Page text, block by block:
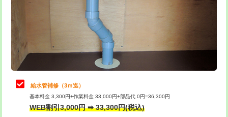
排水管工事（土の掘削・埋め戻し作
11,000円~
排水管工事（排水管工事/3ｍまで） 55,000円
排水管工事（追加 排水管工事/3ｍ超
マス交換（土の掘削・埋め戻し作業）
マス交換（深さ50㎝未満）
8,800円
止水・漏水調査・防水処理・清掃・修
理・調整・分解・加工など（軽作業）
11,000円
止水・漏水調査・防水処理・清掃・修
理・調整・分解・加工など（中作業）
止水・漏水調査・防水処理・清掃・修
理・調整・分解・加工など（重作業）
33,000円
給水管補修（3ｍ迄）
基本料金 3,300円+作業料金 33,000円+部品代 0円=36,300円
WEB割引3,000円 ➡ 33,300円(税込)